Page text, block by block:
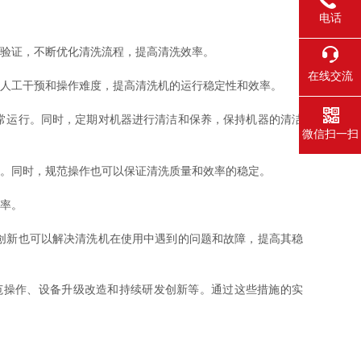
，不断优化清洗流程，提高清洗效率。
干预和操作难度，提高清洗机的运行稳定性和效率。
。同时，定期对机器进行清洁和保养，保持机器的清洁
时，规范操作也可以保证清洗质量和效率的稳定。
。
也可以解决清洗机在使用中遇到的问题和故障，提高其稳
、设备升级改造和持续研发创新等。通过这些措施的实
电话
在线交流
微信扫一扫